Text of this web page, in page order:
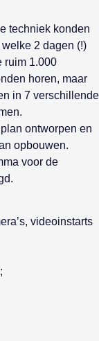
techniek konden
2 dagen (!)
ruim 1.000
horen, maar
in 7 verschillende
ontworpen en
opbouwen.
voor de
videoinstarts